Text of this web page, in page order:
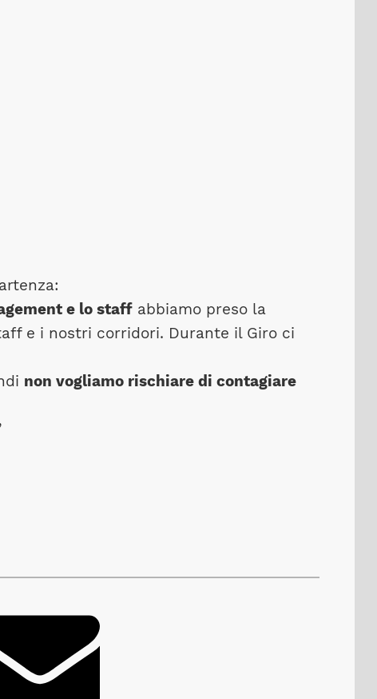
e lo staffabbiamo preso la
e i nostri corridori. Durante il Giro ci
non vogliamo rischiare di contagiare